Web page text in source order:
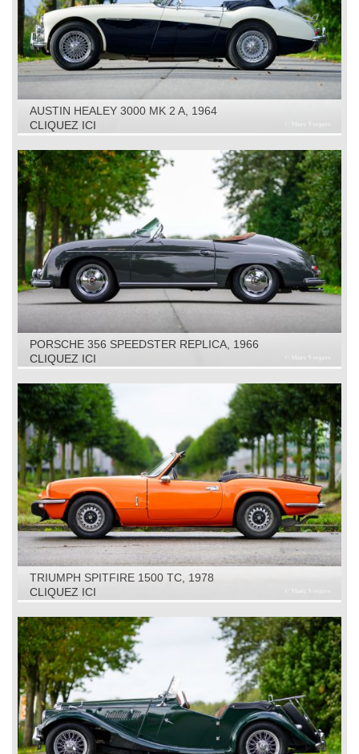
AUSTIN HEALEY 3000 MK 2 A, 1964
CLIQUEZ ICI
PORSCHE 356 SPEEDSTER REPLICA, 1966
CLIQUEZ ICI
TRIUMPH SPITFIRE 1500 TC, 1978
CLIQUEZ ICI